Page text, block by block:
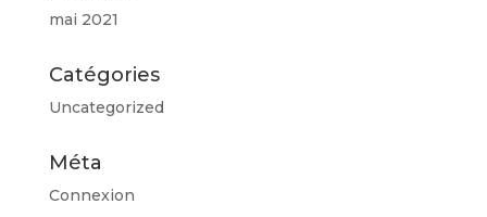
mai 2021
Catégories
Uncategorized
Méta
Connexion